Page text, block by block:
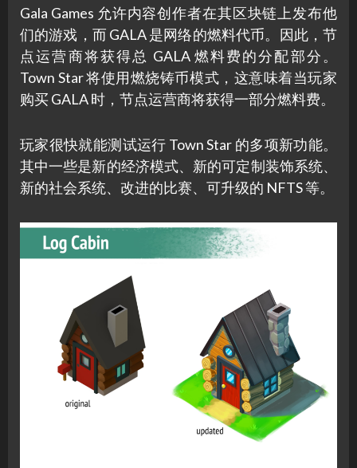
Gala Games 允许内容创作者在其区块链上发布他
们的游戏，而 GALA 是网络的燃料代币。因此，节
点运营商将获得总 GALA 燃料费的分配部分。
Town Star 将使用燃烧铸币模式，这意味着当玩家
购买 GALA 时，节点运营商将获得一部分燃料费。
玩家很快就能测试运行 Town Star 的多项新功能。
其中一些是新的经济模式、新的可定制装饰系统、
新的社会系统、改进的比赛、可升级的 NFTS 等。